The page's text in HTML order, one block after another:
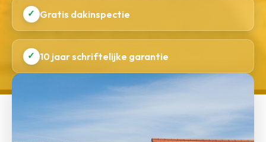
✓ Gratis dakinspectie
✓ 10 jaar schriftelijke garantie